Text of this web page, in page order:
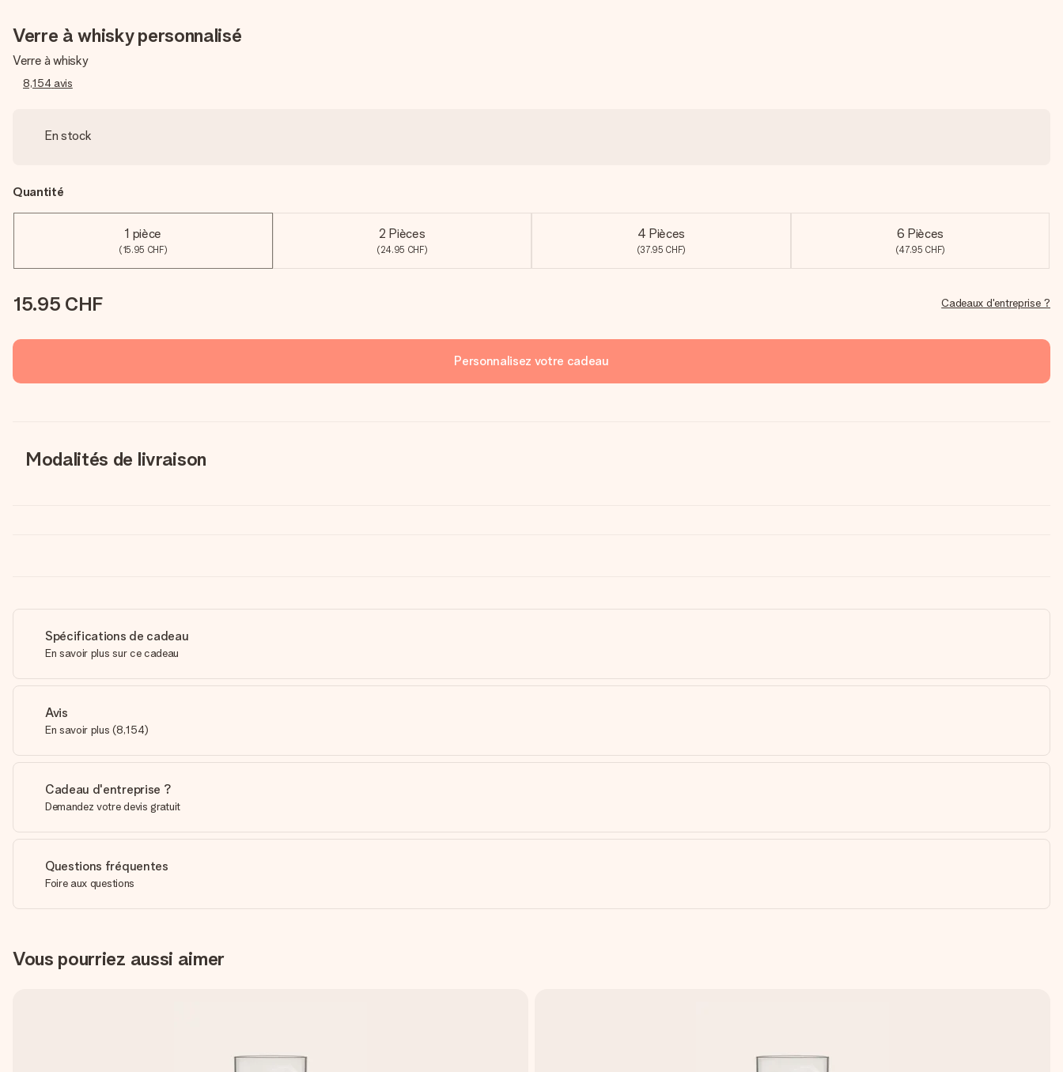
Verre à whisky personnalisé
Verre à whisky
8,154 avis
En stock
Quantité
1 pièce
(15.95 CHF)
2 Pièces
(24.95 CHF)
4 Pièces
(37.95 CHF)
6 Pièces
(47.95 CHF)
15.95 CHF Cadeaux d'entreprise ?
Personnalisez votre cadeau
Modalités de livraison
Spécifications de cadeau
En savoir plus sur ce cadeau
Avis
En savoir plus (8,154)
Cadeau d'entreprise ?
Demandez votre devis gratuit
Questions fréquentes
Foire aux questions
Vous pourriez aussi aimer